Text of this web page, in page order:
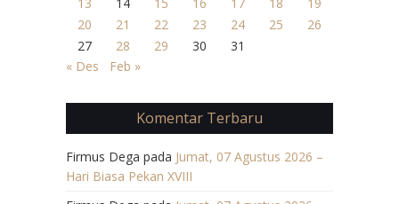
20
21 22 23 24 25
26
27
28 29 30
31
« Des
Feb »
Komentar Terbaru
Firmus Dega pada Jumat, 07 Agustus 2026 –
Hari Biasa Pekan XVIII